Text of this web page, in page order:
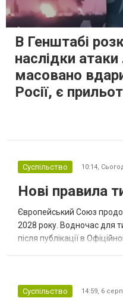
В Генштабі
наслідки
масовано
Росії, є
Суспільство 10:14,
Нові правила
Європейський Союз
2028 року. Водночас для
після публікації в
Суспільство 14:59, 6